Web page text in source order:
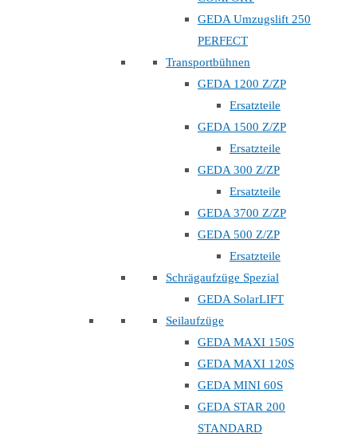
GEDA Umzugslift 250
PERFECT
Transportbühnen
GEDA 1200 Z/ZP
Ersatzteile
GEDA 1500 Z/ZP
Ersatzteile
GEDA 300 Z/ZP
Ersatzteile
GEDA 3700 Z/ZP
GEDA 500 Z/ZP
Ersatzteile
Schrägaufzüge Spezial
GEDA SolarLIFT
Seilaufzüge
GEDA MAXI 150S
GEDA MAXI 120S
GEDA MINI 60S
GEDA STAR 200
STANDARD